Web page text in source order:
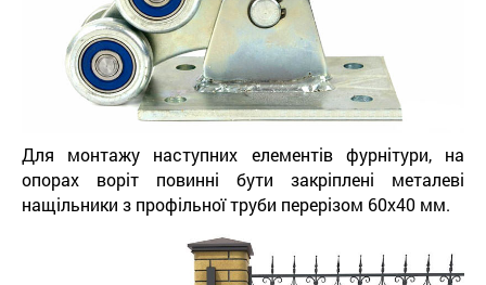
Для монтажу наступних елементів фурнітури, на
опорах воріт повинні бути закріплені металеві
нащільники з профільної труби перерізом 60х40 мм.